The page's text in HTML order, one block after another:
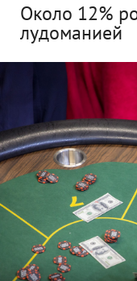
Около 12%
лудоманией